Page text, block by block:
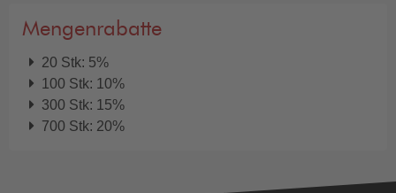
Mengenrabatte
20 Stk: 5%
100 Stk: 10%
300 Stk: 15%
700 Stk: 20%